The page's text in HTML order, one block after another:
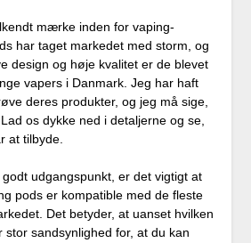
mærke inden for vaping-
har taget markedet med storm, og
design og høje kvalitet er de blevet
vapers i Danmark. Jeg har haft
deres produkter, og jeg må sige,
os dykke ned i detaljerne og se,
at tilbyde.
udgangspunkt, er det vigtigt at
pods er kompatible med de fleste
Det betyder, at uanset hvilken
stor sandsynlighed for, at du kan